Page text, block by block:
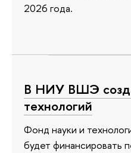
2026 года.
В НИУ ВШЭ
технологий
Фонд науки и
будет финансировать